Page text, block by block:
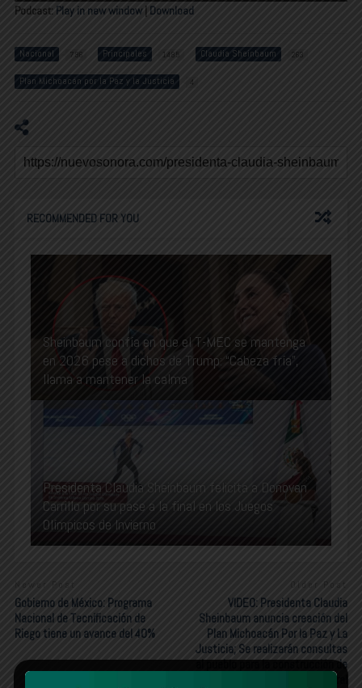
Podcast: Play in new window| Download
Nacional 796 Principales 1485 Claudia Sheinbaum 263
Plan Michoacán por la Paz y la Justicia 4
RECOMMENDED FOR YOU
Sheinbaum confía en que el T-MEC se mantenga
en 2026 pese a dichos de Trump: “Cabeza fría”,
llama a mantener la calma
Presidenta Claudia Sheinbaum felicita a Donovan
Carrillo por su pase a la final en los Juegos
Olímpicos de Invierno
Newer Post
Gobierno de México: Programa
Nacional de Tecnificación de
Riego tiene un avance del 40%
Older Post
VIDEO: Presidenta Claudia
Sheinbaum anuncia creación del
Plan Michoacán Por la Paz y La
Justicia; Se realizarán consultas
al pueblo para la construcción de
esta estrategia integral